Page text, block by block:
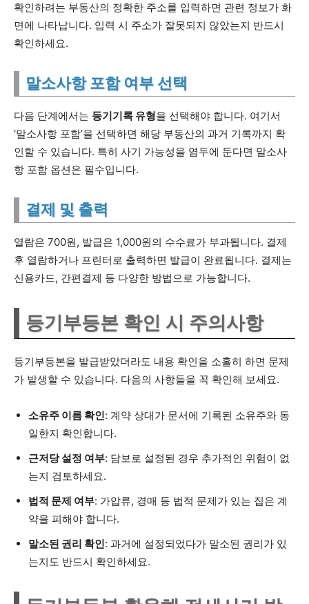
확인하려는 부동산의 정확한 주소를 입력하면 관련 정보가 화
면에 나타납니다. 입력 시 주소가 잘못되지 않았는지 반드시
확인하세요.
말소사항 포함 여부 선택
다음 단계에서는 등기기록 유형을 선택해야 합니다. 여기서
‘말소사항 포함’을 선택하면 해당 부동산의 과거 기록까지 확
인할 수 있습니다. 특히 사기 가능성을 염두에 둔다면 말소사
항 포함 옵션은 필수입니다.
결제 및 출력
열람은 700원, 발급은 1,000원의 수수료가 부과됩니다. 결제
후 열람하거나 프린터로 출력하면 발급이 완료됩니다. 결제는
신용카드, 간편결제 등 다양한 방법으로 가능합니다.
등기부등본 확인 시 주의사항
등기부등본을 발급받았더라도 내용 확인을 소홀히 하면 문제
가 발생할 수 있습니다. 다음의 사항들을 꼭 확인해 보세요.
소유주 이름 확인: 계약 상대가 문서에 기록된 소유주와 동
일한지 확인합니다.
근저당 설정 여부: 담보로 설정된 경우 추가적인 위험이 없
는지 검토하세요.
법적 문제 여부: 가압류, 경매 등 법적 문제가 있는 집은 계
약을 피해야 합니다.
말소된 권리 확인: 과거에 설정되었다가 말소된 권리가 있
는지도 반드시 확인하세요.